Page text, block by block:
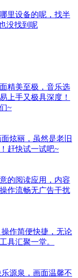
里设备的呢，找半
没找到呢
精美至极，音乐选
上手又极具深度！
~
炫丽，虽然是老旧
赶快试一试吧~
的阅读应用，内容
作流畅无广告干扰
作简便快捷，无论
具汇聚一堂。
源泉，画面温馨不